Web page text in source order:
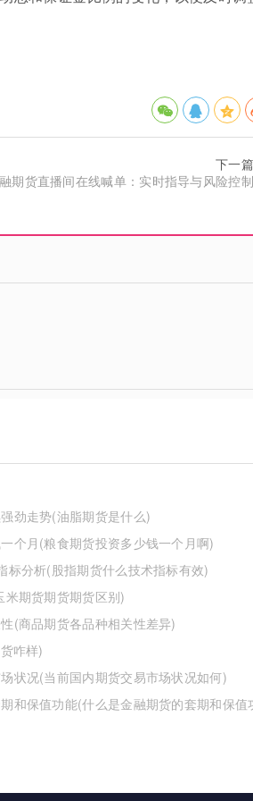
下一篇
期货直播间在线喊单：实时指导与风险控制
劲走势(油脂期货是什么)
个月(粮食期货投资多少钱一个月啊)
标分析(股指期货什么技术指标有效)
米期货期货期货区别)
(商品期货各品种相关性差异)
咋样)
状况(当前国内期货交易市场状况如何)
和保值功能(什么是金融期货的套期和保值